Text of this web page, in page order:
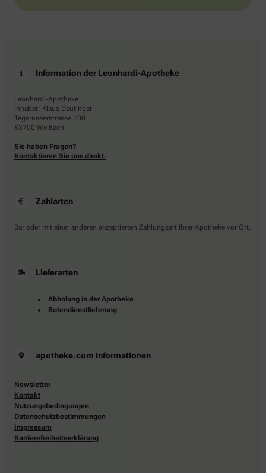
Information der Leonhardi-Apotheke
Leonhardi-Apotheke
Inhaber: Klaus Deutinger
Tegernseerstrasse 100
83700 Weißach
Sie haben Fragen?
Kontaktieren Sie uns direkt.
Zahlarten
Bar oder mit einer anderen akzeptierten Zahlungsart Ihrer Apotheke vor Ort.
Lieferarten
Abholung in der Apotheke
Botendienstlieferung
apotheke.com Informationen
Newsletter
Kontakt
Nutzungsbedingungen
Datenschutzbestimmungen
Impressum
Barrierefreiheitserklärung